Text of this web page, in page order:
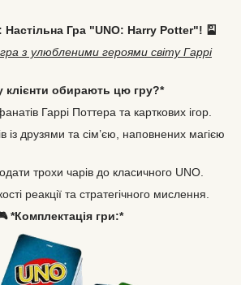
Настільна Гра "UNO: Harry Potter"! 🎴
з улюбленими героями світу Гаррі
клієнти обирають цю гру?*
Гаррі Поттера та карткових ігор.
із друзями та сім’єю, наповнених магією
трохи чарів до класичного UNO.
реакції та стратегічного мислення.
*Комплектація гри:*